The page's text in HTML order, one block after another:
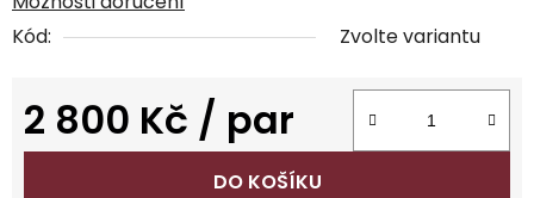
Kód:
Zvolte variantu
2 800 Kč / par
Měrná cena:
DO KOŠÍKU